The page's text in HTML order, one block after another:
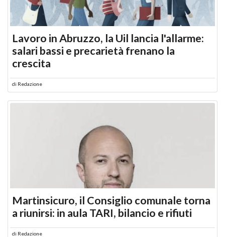
Lavoro in Abruzzo, la Uil lancia l'allarme:
salari bassi e precarietà frenano la
crescita
di Redazione
Martinsicuro, il Consiglio comunale torna
a riunirsi: in aula TARI, bilancio e rifiuti
di Redazione